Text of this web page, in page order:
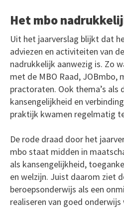
Het mbo
Uit het jaarverslag blijkt dat
adviezen en activiteiten van
nadrukkelijk aanwezig is. Zo
met de MBO Raad, JOBmbo,
practoraten. Ook thema’s als
kansengelijkheid en
praktijk kwamen regelmatig
De rode draad door het
mbo staat midden in
als kansengelijkheid,
en welzijn. Juist daarom ziet
beroepsonderwijs als een
realiseren van goed onderwijs